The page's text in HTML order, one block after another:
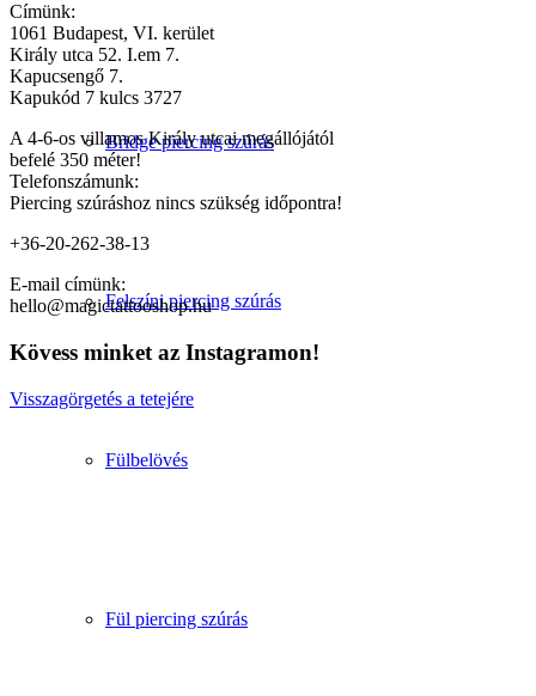
Bridge piercing szúrás
Felszíni piercing szúrás
Fülbelövés
Fül piercing szúrás
Címünk:
1061 Budapest, VI. kerület
Király utca 52. I.em 7.
Kapucsengő 7.
Kapukód 7 kulcs 3727
A 4-6-os villamos Király utcai megállójától
befelé 350 méter!
Telefonszámunk:
Piercing szúráshoz nincs szükség időpontra!
+36-20-262-38-13
E-mail címünk:
hello@magictattooshop.hu
Kövess minket az Instagramon!
Visszagörgetés a tetejére